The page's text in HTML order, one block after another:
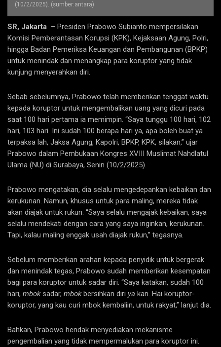
(10/2/2025). (sumber:antara)
SR, Jakarta – Presiden Prabowo Subianto mempersilakan
Komisi Pemberantasan Korupsi (KPK), Kejaksaan Agung, Polri,
hingga Badan Pemeriksa Keuangan dan Pembangunan (BPKP)
untuk menindak dan menangkap para koruptor yang tidak
kunjung menyerahkan diri.
Sebab sebelumnya, Prabowo telah memberikan tenggat waktu
kepada koruptor untuk mengembalikan uang yang dicuri pada
saat 100 hari pertama ia memimpin. “Saya tunggu 100 hari, 102
hari, 103 hari. Ini sudah 100 berapa hari ya, apa boleh buat ya
terpaksa lah, Jaksa Agung, Kapolri, BPKP, KPK, silakan,” ujar
Prabowo dalam Pembukaan Kongres XVIII Muslimat Nahdlatul
Ulama (NU) di Surabaya, Senin (10/2/2025).
Prabowo mengatakan, dia selalu mengedepankan kebaikan dan
kerukunan. Namun, khusus untuk para maling, mereka tidak
akan diajak untuk rukun. “Saya selalu mengajak kebaikan, saya
selalu mendekati dengan cara yang saya inginkan, kerukunan.
Tapi, kalau maling enggak usah diajak rukun,” tegasnya.
Sebelum memberikan arahan kepada penyidik untuk bergerak
dan menindak tegas, Prabowo sudah memberikan kesempatan
bagi para koruptor untuk sadar diri. “Saya katakan, sudah 100
hari, mboksadar, mbokbersihkan diri ya kan. Hai koruptor-
koruptor, yang kau curi mbok kembaliin, untuk rakyat,” lanjut dia.
Bahkan, Prabowo hendak menyediakan mekanisme
pengembalian yang tidak mempermalukan para koruptor ini.